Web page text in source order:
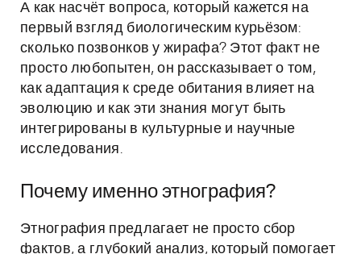
А как насчёт вопроса, который кажется на
первый взгляд биологическим курьёзом:
сколько позвонков у жирафа? Этот факт не
просто любопытен, он рассказывает о том,
как адаптация к среде обитания влияет на
эволюцию и как эти знания могут быть
интегрированы в культурные и научные
исследования.
Почему именно этнография?
Этнография предлагает не просто сбор
фактов, а глубокий анализ, который помогает